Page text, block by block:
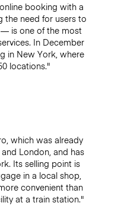
booking with a
need for users to
is one of the most
In December
in New York, where
locations."
which was already
London, and has
Its selling point is
in a local shop,
convenient than
at a train station."